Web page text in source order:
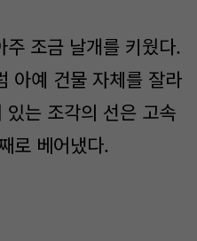
조금 날개를 키웠다.
아예 건물 자체를 잘라
는 조각의 선은 고속
로 베어냈다.